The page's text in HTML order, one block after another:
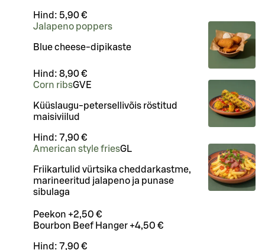
Hind: 5,90 €
Jalapeno poppers
Blue cheese-dipikaste
Hind: 8,90 €
Corn ribsGVE
Küüslaugu-petersellivõis röstitud
maisiviilud
Hind: 7,90 €
American style friesGL
Friikartulid vürtsika cheddarkastme,
marineeritud jalapeno ja punase
sibulaga
Peekon +2,50 €
Bourbon Beef Hanger +4,50 €
Hind: 7,90 €